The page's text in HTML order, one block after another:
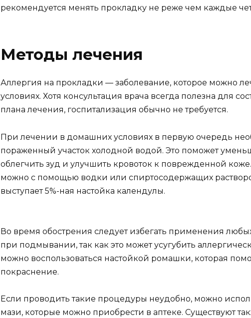
рекомендуется менять прокладку не реже чем каждые
Методы лечения
Аллергия на прокладки — заболевание, которое можно
условиях. Хотя консультация врача всегда полезна для
плана лечения, госпитализация обычно не требуется.
При лечении в домашних условиях в первую очередь
пораженный участок холодной водой. Это поможет
облегчить зуд и улучшить кровоток к поврежденной
можно с помощью водки или спиртосодержащих
выступает 5%-ная настойка календулы.
Во время обострения следует избегать применения
при подмывании, так как это может усугубить
можно воспользоваться настойкой ромашки, которая
покраснение.
Если проводить такие процедуры неудобно, можно
мази, которые можно приобрести в аптеке. Существуют